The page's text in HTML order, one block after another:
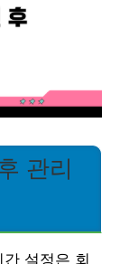
관리
설정은 회